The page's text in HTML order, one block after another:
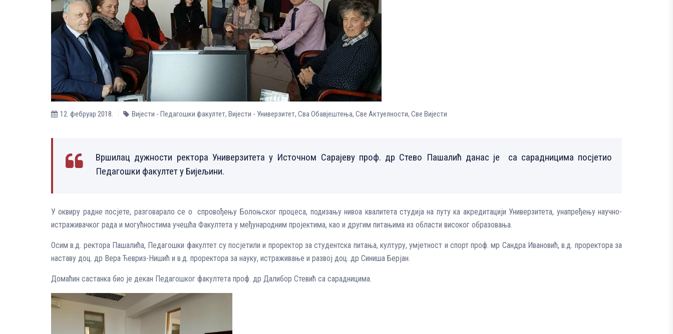
12. фебруар 2018. Вијести - Педагошки факултет, Вијести - Универзитет, Сва Обавјештења, Све Aктуелности, Све Вијести
Вршилац дужности ректора Универзитета у Источном Сарајеву проф. др Стево Пашалић данас је са сарадницима посјетио
Педагошки факултет у Бијељини.
У оквиру радне посјете, разговарало се о спровођењу Болоњског процеса, подизању нивоа квалитета студија на путу ка акредитацији Универзитета, унапређењу научно-
истраживачког рада и могућностима учешћа Факултета у међународним пројектима, као и другим питањима из области високог образовања.
Осим в.д. ректора Пашалића, Педагошки факултет су посјетили и проректор за студентска питања, културу, умјетност и спорт проф. мр Сандра Ивановић, в.д. проректора за
наставу доц. др Вера Ћевриз-Нишић и в.д. проректора за науку, истраживање и развој доц. др Синиша Берјан.
Домаћин састанка био је декан Педагошког факултета проф. др Далибор Стевић са сарадницима.